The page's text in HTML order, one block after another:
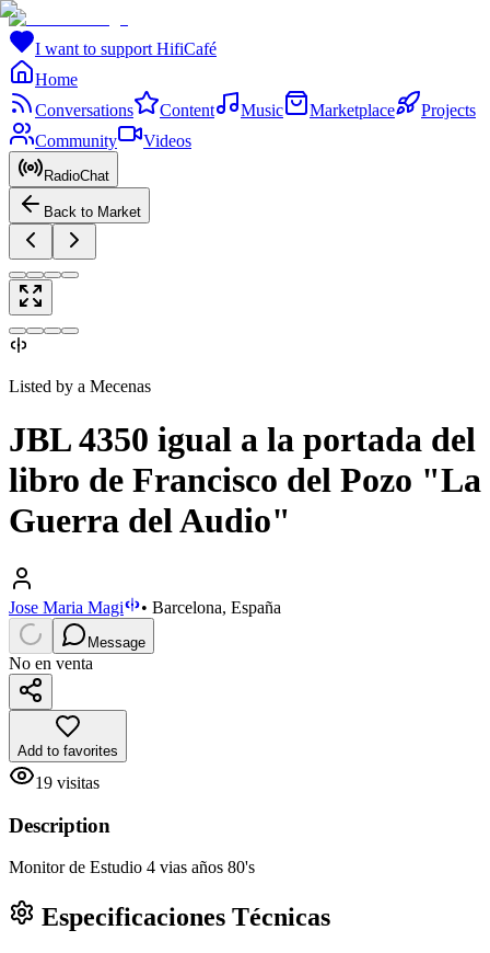
I want to support HifiCafé
Home
Conversations
Content Music Marketplace
Projects
Community
Videos
RadioChat
Back to Market
Listed by a Mecenas
JBL 4350 igual a la portada del
libro de Francisco del Pozo "La
Guerra del Audio"
Jose Maria Magi • Barcelona, España
Message
No en venta
Add to favorites
19 visitas
Description
Monitor de Estudio 4 vias años 80's
Especificaciones Técnicas